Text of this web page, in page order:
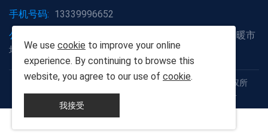
手机号码: 13339996652
公司地址:
湖北省武汉市洪山区白沙洲大道烽火五金水暖市
场A2栋6号
Copyright © 2012-2025 武汉胡杨树建材有限责任公司 版权所
有 鄂ICP备19013111号 鄂公网安备42011102005926号
We use cookie to improve your online
experience. By continuing to browse this
website, you agree to our use of cookie.
我接受